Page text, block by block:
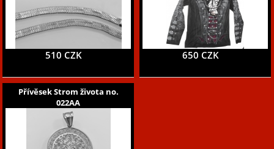
510 CZK 650 CZK
Přívěsek Strom života no.
022AA